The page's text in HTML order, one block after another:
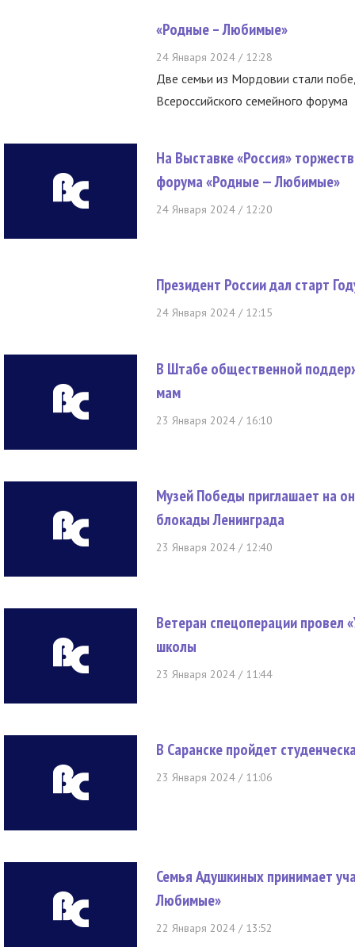
«Родные – Любимые»
24 Января 2024 / 12:28
Две семьи из Мордовии стали
Всероссийского семейного форума
На Выставке «Россия»
форума «Родные — Любимые»
24 Января 2024 / 12:20
Президент России дал старт
24 Января 2024 / 12:15
В Штабе общественной
мам
23 Января 2024 / 16:10
Музей Победы приглашает на
блокады Ленинграда
23 Января 2024 / 12:40
Ветеран спецоперации провел
школы
23 Января 2024 / 11:44
В Саранске пройдет
23 Января 2024 / 11:06
Семья Адушкиных принимает
Любимые»
22 Января 2024 / 13:52